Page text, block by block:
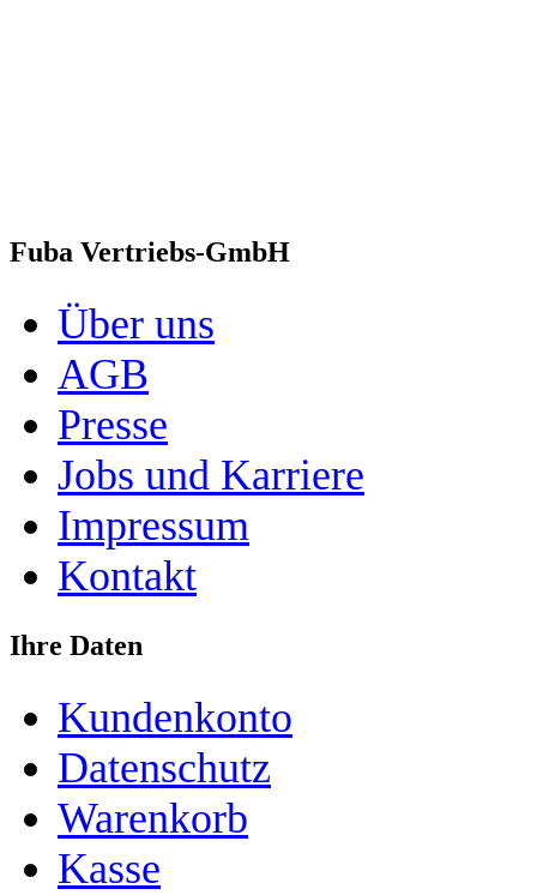
Fuba Vertriebs-GmbH
Über uns
AGB
Presse
Jobs und Karriere
Impressum
Kontakt
Ihre Daten
Kundenkonto
Datenschutz
Warenkorb
Kasse